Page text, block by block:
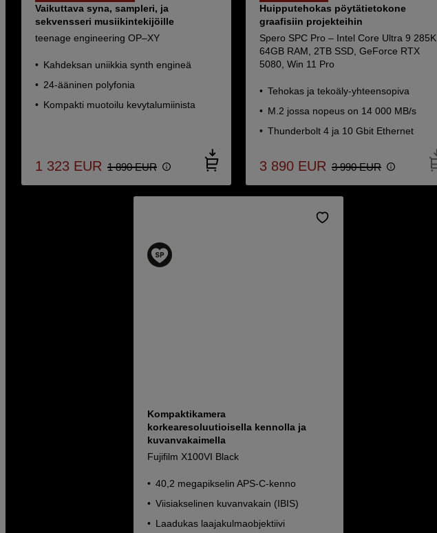
Vaikuttava syna, sampleri, ja
sekvensseri musiikintekijöille
teenage engineering OP–XY
Kahdeksan uniikkia synth engineä
24-ääninen polyfonia
Kompakti muotoilu kevytalumiinista
1 323 EUR 1 890 EUR
Huipputehokas pöytätietokone
graafisiin projekteihin
Spero SPC Pro – Intel Core Ultra 9 285K,
64GB RAM, 2TB SSD, GeForce RTX
5080, Win 11 Pro
Tehokas ja tekoäly-yhteensopiva
M.2 jossa nopeus on 14 000 MB/s
Thunderbolt 4 ja 10 Gbit Ethernet
3 890 EUR 3 990 EUR
Kompaktikamera
korkearesoluutioisella kennolla ja
kuvanvakaimella
Fujifilm X100VI Black
40,2 megapikselin APS-C-kenno
Viisiakselinen kuvanvakain (IBIS)
Laadukas laajakulmaobjektiivi